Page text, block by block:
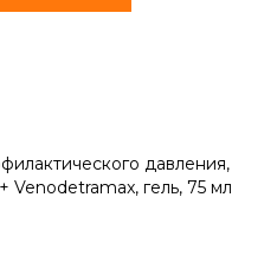
давления,
гель, 75 мл